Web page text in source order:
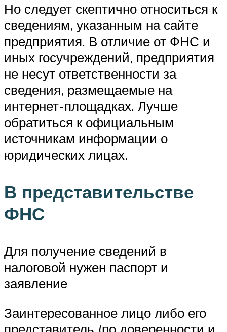
Но следует скептично относиться к
сведениям, указанным на сайте
предприятия. В отличие от ФНС и
иных госучреждений, предприятия
не несут ответственности за
сведения, размещаемые на
интернет-площадках. Лучше
обратиться к официальным
источникам информации о
юридических лицах.
В представительстве
ФНС
Для получение сведений в
налоговой нужен паспорт и
заявление
Заинтересованное лицо либо его